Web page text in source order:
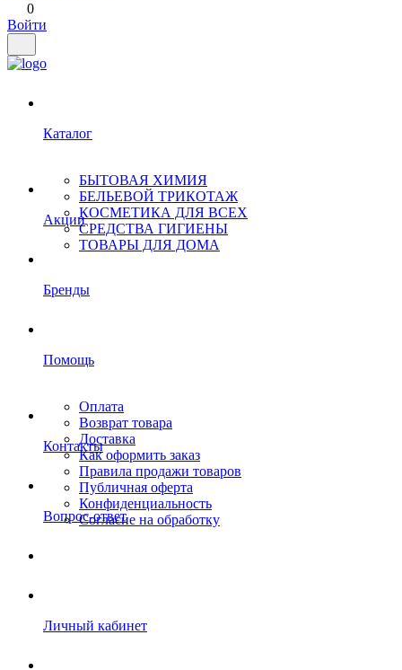
0
Войти
Каталог
БЫТОВАЯ ХИМИЯ
БЕЛЬЕВОЙ ТРИКОТАЖ
КОСМЕТИКА ДЛЯ ВСЕХ
СРЕДСТВА ГИГИЕНЫ
ТОВАРЫ ДЛЯ ДОМА
Акции
Бренды
Помощь
Оплата
Возврат товара
Доставка
Как оформить заказ
Правила продажи товаров
Публичная оферта
Конфиденциальность
Согласие на обработку
Контакты
Вопрос-ответ
Личный кабинет